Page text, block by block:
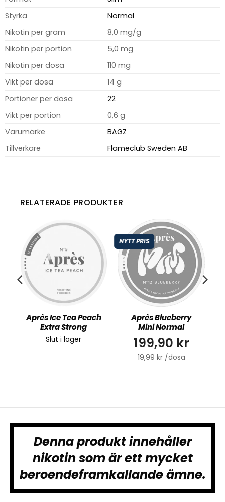
Styrka
Normal
Nikotin per gram
8,0 mg/g
Nikotin per portion
5,0 mg
Nikotin per dosa
110 mg
Vikt per dosa
14 g
Portioner per dosa
22
Vikt per portion
0,6 g
Varumärke
BAGZ
Tillverkare
Flameclub Sweden AB
RELATERADE PRODUKTER
Après Ice Tea Peach
Extra Strong
Slut i lager
NYTT PRIS
Après Blueberry
Mini Normal
199,90 kr
19,99 kr /dosa
Denna produkt innehåller
nikotin som är ett mycket
beroendeframkallande ämne.